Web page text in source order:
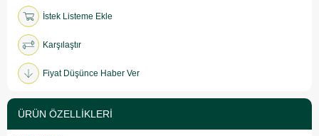
İstek Listeme Ekle
Karşılaştır
Fiyat Düşünce Haber Ver
ÜRÜN ÖZELLIKLERI